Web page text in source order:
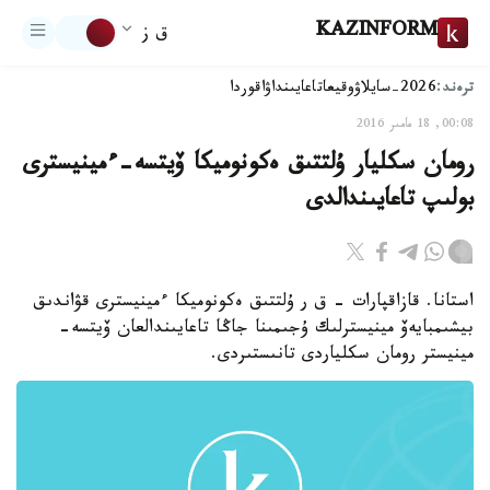
KAZINFORM ق ز
ترەند:2026-سايلاۋ وقيعاتاعايىنداۋاقوردا
00:08, 18 مامىر 2016
رومان سكليار ۇلتتىق ەكونوميكا ۆيتسە-ءمينيسترى
بولىپ تاعايىندالدى
استانا. قازاقپارات - ق ر ۇلتتىق ەكونوميكا ءمينيسترى قۋاندىق
بيشىمبايەۆ مينيسترلىك ۇجىمىنا جاڭا تاعايىندالعان ۆيتسە-
مينيستر رومان سكلياردى تانىستىردى.